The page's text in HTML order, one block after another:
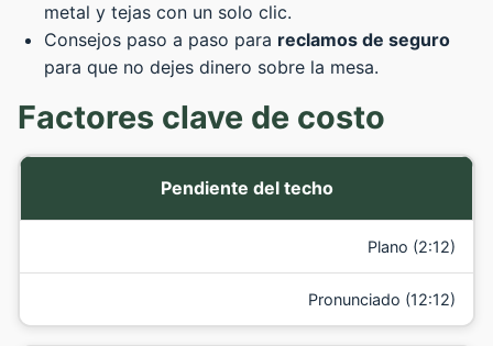
metal y tejas con un solo clic.
Consejos paso a paso para reclamos de seguro
para que no dejes dinero sobre la mesa.
Factores clave de costo
Pendiente del techo
Plano (2:12)
Pronunciado (12:12)